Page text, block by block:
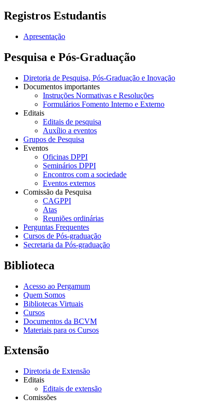
Registros Estudantis
Apresentação
Pesquisa e Pós-Graduação
Diretoria de Pesquisa, Pós-Graduação e Inovação
Documentos importantes
Instruções Normativas e Resoluções
Formulários Fomento Interno e Externo
Editais
Editais de pesquisa
Auxílio a eventos
Grupos de Pesquisa
Eventos
Oficinas DPPI
Seminários DPPI
Encontros com a sociedade
Eventos externos
Comissão da Pesquisa
CAGPPI
Atas
Reuniões ordinárias
Perguntas Frequentes
Cursos de Pós-graduação
Secretaria da Pós-graduação
Biblioteca
Acesso ao Pergamum
Quem Somos
Bibliotecas Virtuais
Cursos
Documentos da BCVM
Materiais para os Cursos
Extensão
Diretoria de Extensão
Editais
Editais de extensão
Comissões